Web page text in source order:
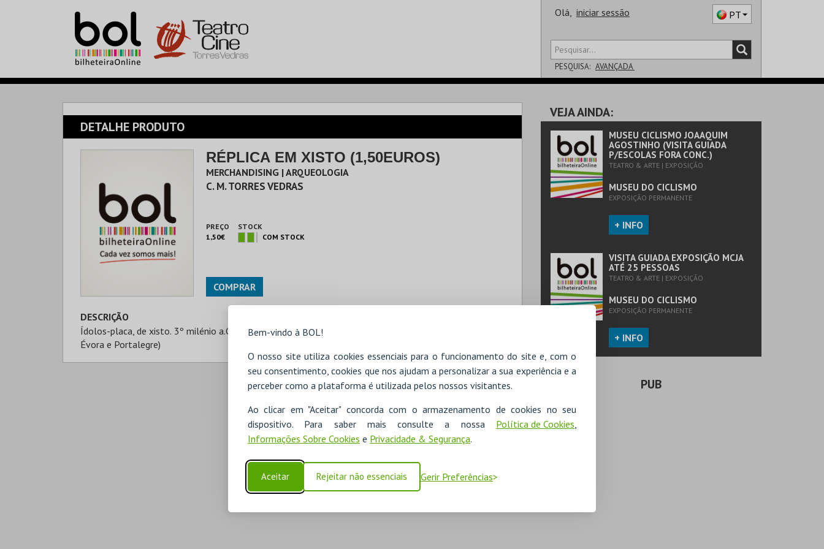
Bem-vindo à BOL!
O nosso site utiliza cookies essenciais para o funcionamento do site e, com o
seu consentimento, cookies que nos ajudam a personalizar a sua experiência e a
perceber como a plataforma é utilizada pelos nossos visitantes.
Ao clicar em "Aceitar" concorda com o armazenamento de cookies no seu
dispositivo. Para saber mais consulte a nossa Política de Cookies,
Informações Sobre Cookies e Privacidade & Segurança.
Aceitar Rejeitar não essenciais Gerir Preferências
Olá, iniciar sessão PT
PESQUISA: AVANÇADA
SALA
DETALHE PRODUTO
RÉPLICA EM XISTO (1,50EUROS)
MERCHANDISING | ARQUEOLOGIA
C. M. TORRES VEDRAS
PREÇO
1,50€
STOCK
COM STOCK
COMPRAR
DESCRIÇÃO
Ídolos-placa, de xisto. 3º milénio a.C. Recriação a partir de modelos das antas alentejanas (Distritos de
Évora e Portalegre)
VEJA AINDA:
MUSEU CICLISMO JOAAQUIM
AGOSTINHO (VISITA GUIADA
P/ESCOLAS FORA CONC.)
TEATRO & ARTE | EXPOSIÇÃO
MUSEU DO CICLISMO
EXPOSIÇÃO PERMANENTE
+ INFO
VISITA GUIADA EXPOSIÇÃO MCJA
ATÉ 25 PESSOAS
TEATRO & ARTE | EXPOSIÇÃO
MUSEU DO CICLISMO
EXPOSIÇÃO PERMANENTE
+ INFO
PUB